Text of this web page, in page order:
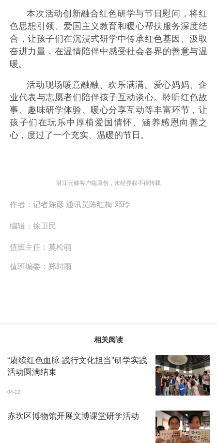
本次活动创新融合红色研学与节日慰问，将红
色思想引领、爱国主义教育和暖心帮扶服务深度结
合，让孩子们在沉浸式研学中传承红色基因、汲取
奋进力量，在温情陪伴中感受社会各界的善意与温
暖。
活动现场暖意融融、欢乐满满。爱心妈妈、企
业代表与志愿者们陪伴孩子互动谈心。聆听红色故
事、趣味研学体验、暖心分享互动等丰富环节，让
孩子们在玩乐中厚植爱国情怀、涵养感恩向善之
心，度过了一个充实、温暖的节日。
湛江云媒客户端原创，未经授权不得转载
作者： 记者陈彦 通讯员陈红梅 邓玲
编辑： 徐卫民
值班主任： 莫松萌
值班编委： 郑时雨
相关阅读
“赓续红色血脉 践行文化担当”研学实践
活动圆满结束
04-12
赤坎区博物馆开展文博课堂研学活动